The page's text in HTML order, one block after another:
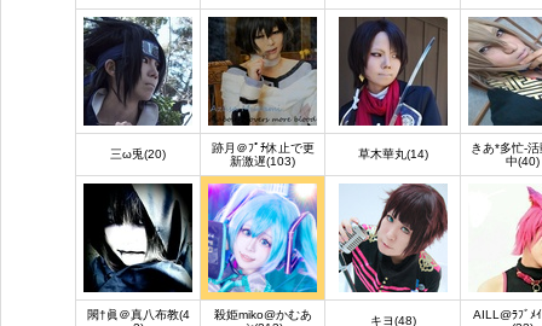
三ω兎(20)
跡月＠ﾌﾟﾁ休止で更
新激遅(103)
草木華丸(14)
きあ*多忙-
中(40)
閖†眞＠真八布教(4
殺姫miko@かむあ
キヨ(48)
AILL@ﾗﾌﾞﾒ